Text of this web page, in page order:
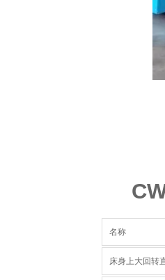
名称
床身上大回转